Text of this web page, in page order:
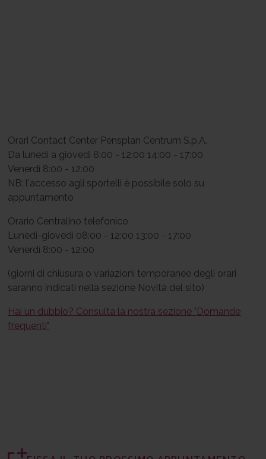
Orari Contact Center Pensplan Centrum S.p.A.
Da lunedì a giovedì 8:00 - 12:00 14:00 - 17:00
Venerdì 8:00 - 12:00
NB: l'accesso agli sportelli è possibile solo su
appuntamento
Orario Centralino telefonico
Lunedì-giovedì 08:00 - 12:00 13:00 - 17:00
Venerdì 8:00 - 12:00
(giorni di chiusura o variazioni temporanee degli orari
saranno indicati nella sezione Novità del sito)
Hai un dubbio? Consulta la nostra sezione "Domande
frequenti"